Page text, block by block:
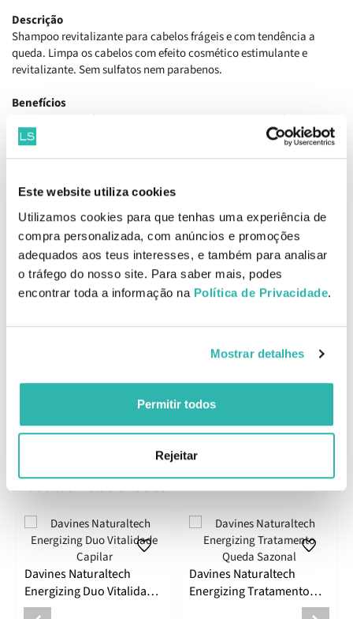
Este website utiliza cookies
Utilizamos cookies para que tenhas uma experiência de
compra personalizada, com anúncios e promoções
adequados aos teus interesses, e também para analisar
o tráfego do nosso site. Para saber mais, podes
encontrar toda a informação na Política de Privacidade.
Mostrar detalhes
Permitir todos
Rejeitar
Descrição
Shampoo revitalizante para cabelos frágeis e com tendência a
queda. Limpa os cabelos com efeito cosmético estimulante e
revitalizante. Sem sulfatos nem parabenos.
Benefícios
Um sentimento de energia, vigor e bem-estar, combinado com uma
agradável sensação de fresco.
Massajar suavemente sobre os cabelos molhados. Deixar atuar por
Ingredientes
Aqua / Water / Eau, Sodium Lauroyl Methyl Isethionate,
Cocamidopropyl Betaine, Disodium Cocoamphodiacetate, Sodium
Lauroyl Sarcosinate, Polysorbate 20, Caffeine, Sodium Chloride,
Benzyl Alcohol, Parfum / Fragrance, Acrylates/c10-30 Alkyl Acrylate
Oil, Glyceryl Oleate, Coco-glucoside, Sodium Hydroxide, Eugenol,
Polyquaternium-10, Limonene, Niacinamide, Citric Acid,
Epigallocatechin Gallatyl Glucoside, Ci 17200 / Red 33, Ci 19140 /
Produtos Relacionados
Davines Naturaltech
Energizing Duo Vitalidade
Capilar
Davines Naturaltech
Energizing Tratamento